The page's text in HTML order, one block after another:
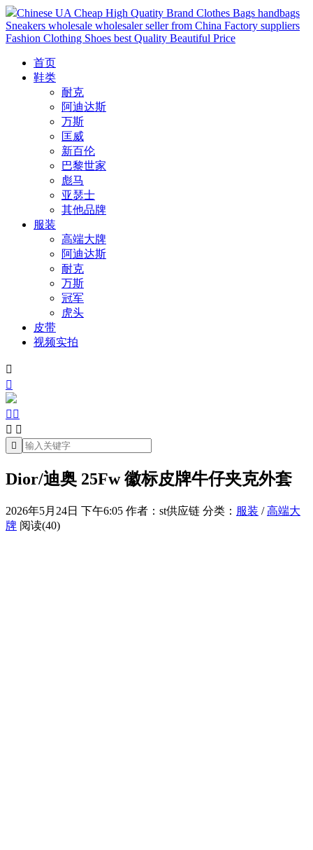
Chinese UA Cheap High Quatity Brand Clothes Bags handbags
Sneakers wholesale wholesaler seller from China Factory suppliers
Fashion Clothing Shoes best Quality Beautiful Price
首页
鞋类
耐克
阿迪达斯
万斯
匡威
新百伦
巴黎世家
彪马
亚瑟士
其他品牌
服装
高端大牌
阿迪达斯
耐克
万斯
冠军
虎头
皮带
视频实拍


 
 

Dior/迪奥 25Fw 徽标皮牌牛仔夹克外套
2026年5月24日 下午6:05 作者：st供应链 分类： 服装 /高端大
牌 阅读(40)